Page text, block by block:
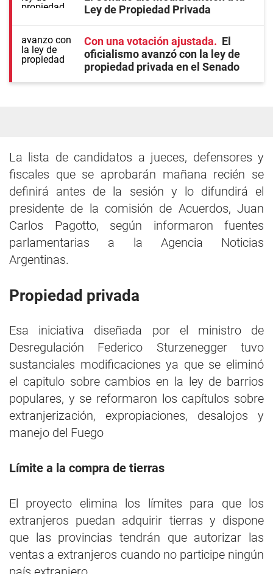
Ley de Propiedad Privada
Con una votación ajustada
El
oficialismo avanzó con la ley de
propiedad privada en el Senado
La lista de candidatos a jueces, defensores y
fiscales que se aprobarán mañana recién se
definirá antes de la sesión y lo difundirá el
presidente de la comisión de Acuerdos, Juan
Carlos Pagotto, según informaron fuentes
parlamentarias a la Agencia Noticias
Argentinas.
Propiedad privada
Esa iniciativa diseñada por el ministro de
Desregulación Federico Sturzenegger tuvo
sustanciales modificaciones ya que se eliminó
el capitulo sobre cambios en la ley de barrios
populares, y se reformaron los capítulos sobre
extranjerización, expropiaciones, desalojos y
manejo del Fuego
Límite a la compra de tierras
El proyecto elimina los límites para que los
extranjeros puedan adquirir tierras y dispone
que las provincias tendrán que autorizar las
ventas a extranjeros cuando no participe ningún